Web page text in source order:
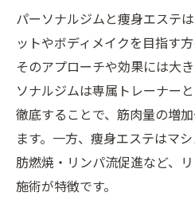
痩身エステの効果を
の秘訣
パーソナルジムで堺
例に学ぶ
痩身エステとパーソ
活用法
堺市で理想ボディへ
び方
パーソナルジムと痩身エステ
ットやボディメイクを目指す
そのアプローチや効果には大
ソナルジムは専属トレーナー
徹底することで、筋肉量の増
ます。一方、痩身エステはマ
肪燃焼・リンパ流促進など、
施術が特徴です。